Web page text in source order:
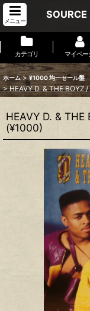
メニュー
SOURCE
カテゴリ マイペー
ホーム > ¥1000 均一セール盤
> HEAVY D. & THE BOYZ
HEAVY D. & THE
(¥1000)